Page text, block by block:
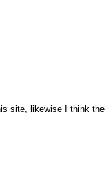
site, likewise I think